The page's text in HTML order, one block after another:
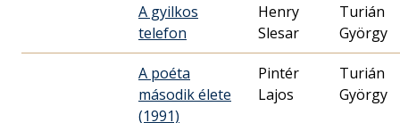
A gyilkos
telefon
Henry
Slesar
Turián
György
A poéta
második élete
(1991)
Pintér
Lajos
Turián
György